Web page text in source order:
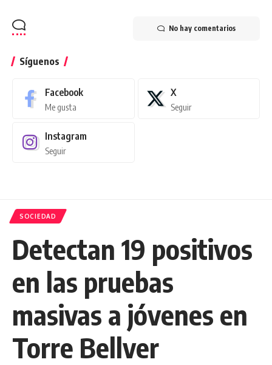
No hay comentarios
Síguenos
Facebook
Me gusta
X
Seguir
Instagram
Seguir
SOCIEDAD
Detectan 19 positivos
en las pruebas
masivas a jóvenes en
Torre Bellver